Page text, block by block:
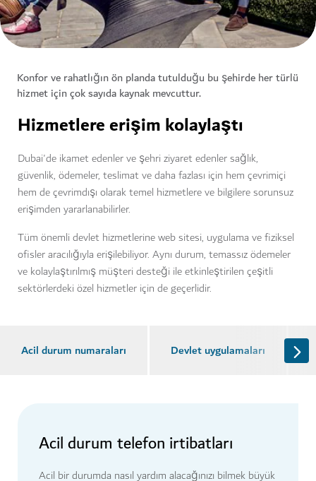
Konfor ve rahatlığın ön planda tutulduğu bu şehirde her türlü
hizmet için çok sayıda kaynak mevcuttur.
Hizmetlere erişim kolaylaştı
Dubai'de ikamet edenler ve şehri ziyaret edenler sağlık,
güvenlik, ödemeler, teslimat ve daha fazlası için hem çevrimiçi
hem de çevrimdışı olarak temel hizmetlere ve bilgilere sorunsuz
erişimden yararlanabilirler.
Tüm önemli devlet hizmetlerine web sitesi, uygulama ve fiziksel
ofisler aracılığıyla erişilebiliyor. Aynı durum, temassız ödemeler
ve kolaylaştırılmış müşteri desteği ile etkinleştirilen çeşitli
sektörlerdeki özel hizmetler için de geçerlidir.
Acil durum numaraları Devlet uygulamaları
Acil durum telefon irtibatları
Acil bir durumda nasıl yardım alacağınızı bilmek büyük